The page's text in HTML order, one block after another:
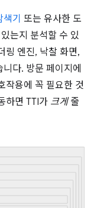
기 또는 유사한 도
는지 분석할 수 있
링 엔진, 낙찰 화면,
다. 방문 페이지에
작용에 꼭 필요한 것
하면 TTI가 크게줄